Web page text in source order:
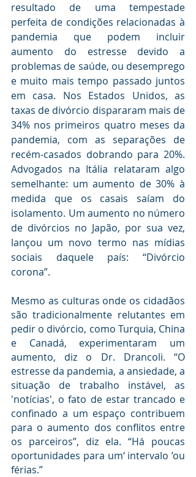
resultado de uma tempestade
perfeita de condições relacionadas à
pandemia que podem incluir
aumento do estresse devido a
problemas de saúde, ou desemprego
e muito mais tempo passado ​​juntos
em casa. Nos Estados Unidos, as
taxas de divórcio dispararam mais de
34% nos primeiros quatro meses da
pandemia, com as separações de
recém-casados ​​dobrando para 20%.
Advogados na Itália relataram algo
semelhante: um aumento de 30% à
medida que os casais saíam do
isolamento. Um aumento no número
de divórcios no Japão, por sua vez,
lançou um novo termo nas mídias
sociais daquele país: “Divórcio
corona”.
Mesmo as culturas onde os cidadãos
são tradicionalmente relutantes em
pedir o divórcio, como Turquia, China
e Canadá, experimentaram um
aumento, diz o Dr. Drancoli. “O
estresse da pandemia, a ansiedade, a
situação de trabalho instável, as
'notícias', o fato de estar trancado e
confinado a um espaço contribuem
para o aumento dos conflitos entre
os parceiros”, diz ela. “Há poucas
oportunidades para um‘ intervalo ’ou
férias.”